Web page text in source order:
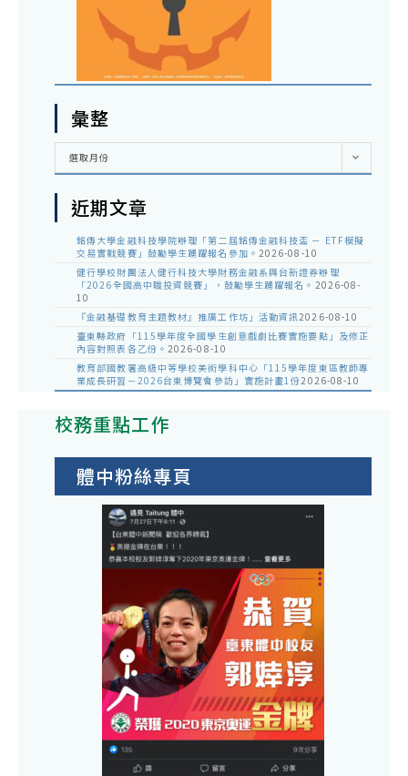
彙整
彙
選取月份
近期文章
銘傳大學金融科技學院辦理「第二屆銘傳金融科技盃 － ETF模擬
交易實戰競賽」鼓勵學生踴躍報名參加。 2026-08-10
健行學校財團法人健行科技大學財務金融系與台新證券辦理
「2026全國高中職投資競賽」，鼓勵學生踴躍報名。 2026-08-
10
『金融基礎教育主題教材』推廣工作坊」活動資訊2026-08-10
臺東縣政府「115學年度全國學生創意戲劇比賽實施要點」及修正
內容對照表各乙份。 2026-08-10
教育部國教署高級中等學校美術學科中心「115學年度東區教師專
業成長研習－2026台東博覽會參訪」實施計畫1份2026-08-10
校務重點工作
體中粉絲專頁